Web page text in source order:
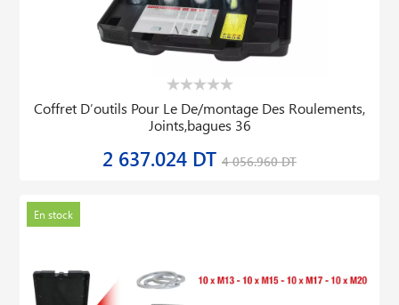
Coffret D′outils Pour Le De/montage Des Roulements,
Joints,bagues 36
2 637.024 DT 4 056.960 DT
En stock